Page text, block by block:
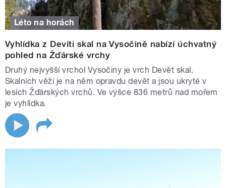
Léto na horách
Vyhlídka z Devíti skal na Vysočině nabízí úchvatný
pohled na Žďárské vrchy
Druhý nejvyšší vrchol Vysočiny je vrch Devět skal.
Skalních věží je na něm opravdu devět a jsou ukryté v
lesích Žďárských vrchů. Ve výšce 836 metrů nad mořem
je vyhlídka.